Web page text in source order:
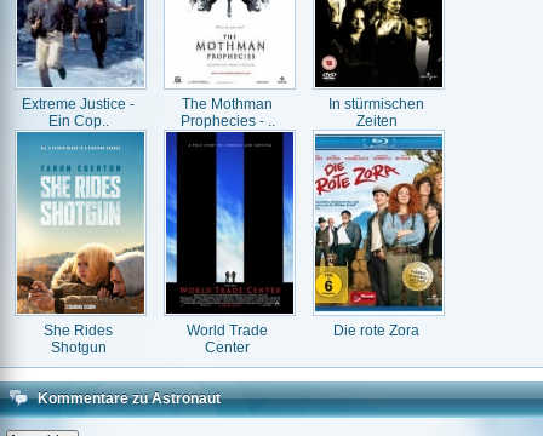
Extreme Justice -
Ein Cop..
The Mothman
Prophecies - ..
In stürmischen
Zeiten
She Rides
Shotgun
World Trade
Center
Die rote Zora
Kommentare zu Astronaut